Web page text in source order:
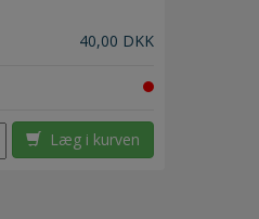
40,00 DKK
Læg i kurven